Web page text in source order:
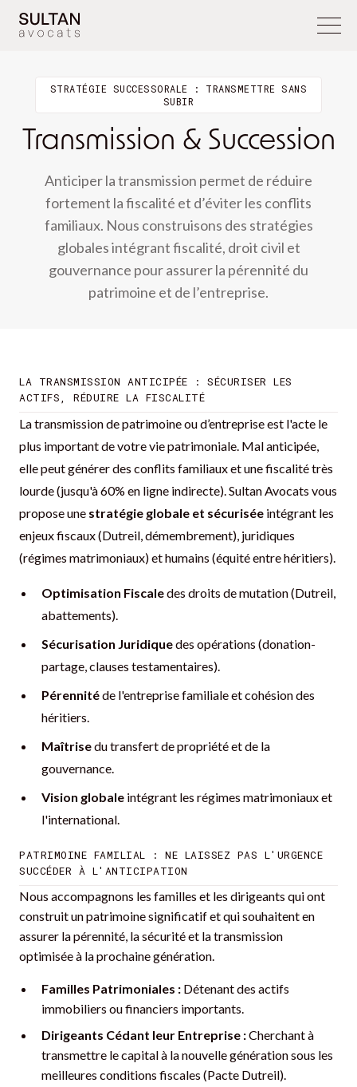
STRATÉGIE SUCCESSORALE : TRANSMETTRE SANS
SUBIR
Transmission & Succession
Anticiper la transmission permet de réduire
fortement la fiscalité et d’éviter les conflits
familiaux. Nous construisons des stratégies
globales intégrant fiscalité, droit civil et
gouvernance pour assurer la pérennité du
patrimoine et de l’entreprise.
LA TRANSMISSION ANTICIPÉE : SÉCURISER LES
ACTIFS, RÉDUIRE LA FISCALITÉ
La transmission de patrimoine ou d’entreprise est l'acte le
plus important de votre vie patrimoniale. Mal anticipée,
elle peut générer des conflits familiaux et une fiscalité très
lourde (jusqu'à 60% en ligne indirecte). Sultan Avocats vous
propose une stratégie globale et sécurisée intégrant les
enjeux fiscaux (Dutreil, démembrement), juridiques
(régimes matrimoniaux) et humains (équité entre héritiers).
Optimisation Fiscaledes droits de mutation (Dutreil,
abattements).
Sécurisation Juridiquedes opérations (donation-
partage, clauses testamentaires).
Pérennitéde l'entreprise familiale et cohésion des
héritiers.
Maîtrisedu transfert de propriété et de la
gouvernance.
Vision globale intégrant les régimes matrimoniaux et
l'international.
PATRIMOINE FAMILIAL : NE LAISSEZ PAS L'URGENCE
SUCCÉDER À L'ANTICIPATION
Nous accompagnons les familles et les dirigeants qui ont
construit un patrimoine significatif et qui souhaitent en
assurer la pérennité, la sécurité et la transmission
optimisée à la prochaine génération.
Familles Patrimoniales : Détenant des actifs
immobiliers ou financiers importants.
Dirigeants Cédant leur Entreprise :Cherchant à
transmettre le capital à la nouvelle génération sous les
meilleures conditions fiscales (Pacte Dutreil).